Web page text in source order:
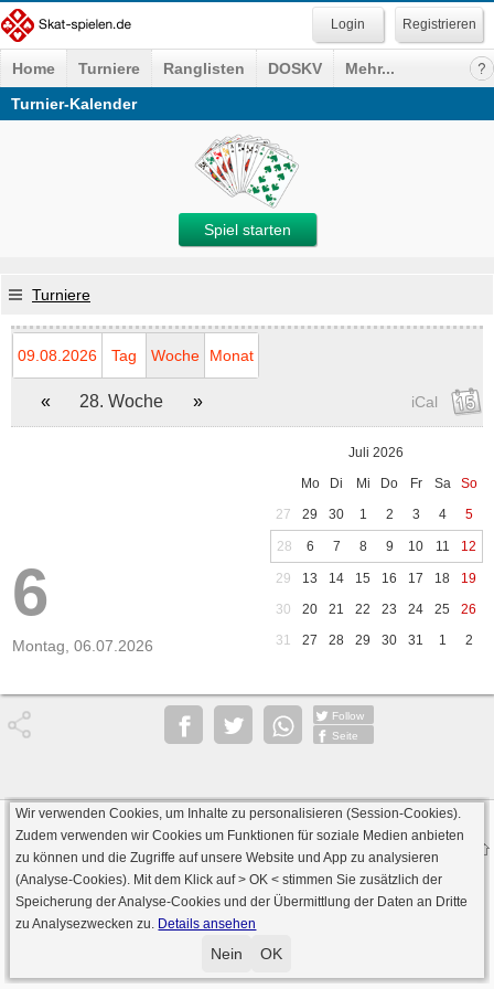
Registrieren
Home Turniere Ranglisten DOSKV
Mehr...
Turnier-Kalender
Spiel starten
Turniere
09.08.2026 Tag Woche Monat
« 28. Woche » iCal
6
Montag, 06.07.2026
Juli 2026
Mo
Di Mi Do Fr Sa
So
27
29 30 1 2 3 4 5
28 6 7 8 9 10 11 12
29 13 14 15 16 17 18
19
30
20 21 22 23 24 25
26
31
27 28 29 30 31 1 2
Follow
Seite
Datenschutz AGB
Impressum
· Serverversion: 2026 6.241 · registrierte Spieler: 501.083 ·
Online Skat Server: 142 (private Server:136)
Wir verwenden Cookies, um Inhalte zu personalisieren (Session-Cookies).
Zudem verwenden wir Cookies um Funktionen für soziale Medien anbieten
zu können und die Zugriffe auf unsere Website und App zu analysieren
(Analyse-Cookies). Mit dem Klick auf> OK < stimmen Sie zusätzlich der
Speicherung der Analyse-Cookies und der Übermittlung der Daten an Dritte
zu Analysezwecken zu. Details ansehen
Nein OK